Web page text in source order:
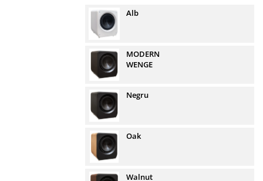
Alb
MODERN
WENGE
Negru
Oak
Walnut